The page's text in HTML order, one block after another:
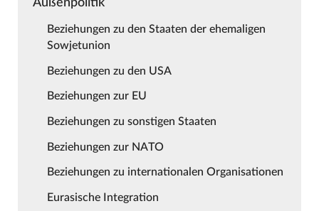
Beziehungen zu den Staaten der ehemaligen
Sowjetunion
Beziehungen zu den USA
Beziehungen zur EU
Beziehungen zu sonstigen Staaten
Beziehungen zur NATO
Beziehungen zu internationalen Organisationen
Eurasische Integration